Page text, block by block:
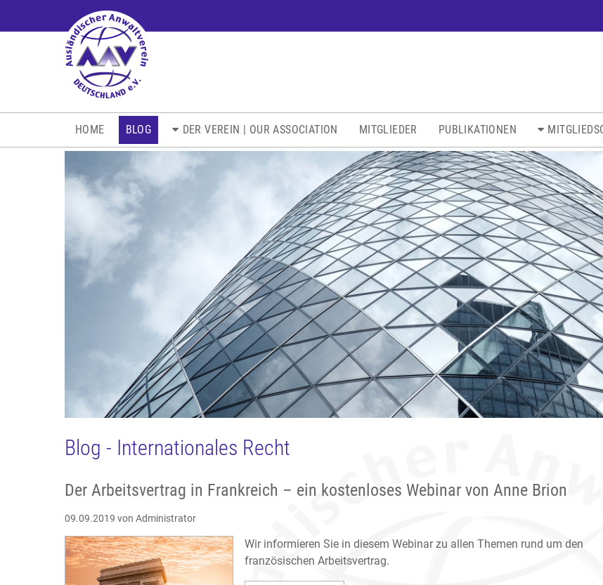
HOME BLOG DER VEREIN | OUR ASSOCIATION MITGLIEDER PUBLIKATIONEN
Blog - Internationales Recht
Der Arbeitsvertrag in Frankreich – ein kostenloses Webinar von Anne Brion
09.09.2019 von Administrator
Wir informieren Sie in diesem Webinar zu allen Themen rund um den
französischen Arbeitsvertrag.